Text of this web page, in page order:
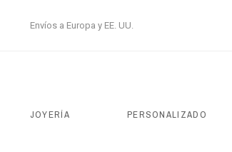
Envíos a Europa y EE. UU.
JOYERÍA PERSONALIZADO